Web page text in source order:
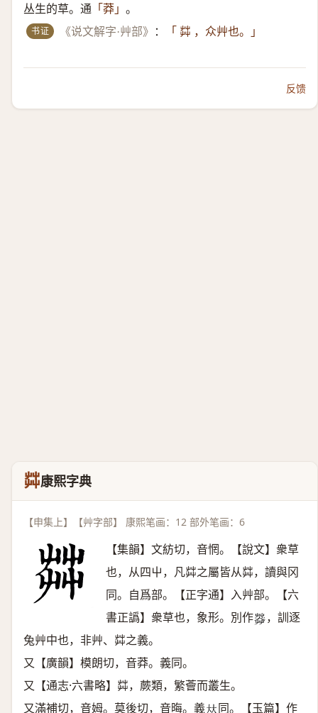
丛生的草。通 「莽」 。
书证 《说文解字·艸部》 ： 「 茻 ，众艸也。」
反馈
茻康熙字典
【申集上】【艸字部】 康熙笔画：12 部外笔画：6
【集韻】文紡切，音惘。【說文】衆草
也，从四屮，凡茻之屬皆从茻，讀與冈
同。自爲部。【正字通】入艸部。【六
書正譌】衆草也，象形。別作𦷶 ，訓逐
兔艸中也，非艸、茻之義。
又【廣韻】模朗切，音莽。義同。
又【通志·六書略】茻，蕨類，繁薈而叢生。
又滿補切，音姆。莫後切，音晦。義
同。【玉篇】作